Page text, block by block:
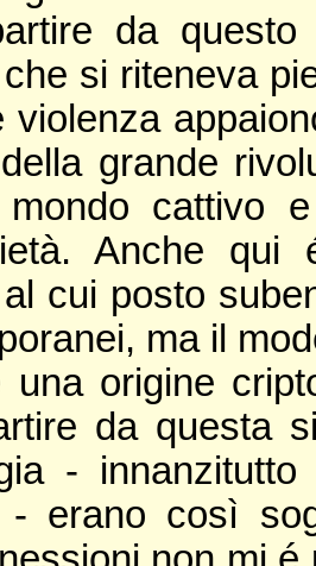
da
si riteneva
violenza
grande
mondo cattivo
Anche
cui posto
ma il
origine
da questa
-
- erano così